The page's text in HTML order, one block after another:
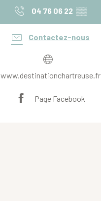
04 76 06 22 ▒▒
Contactez-nous
www.destinationchartreuse.fr
Page Facebook